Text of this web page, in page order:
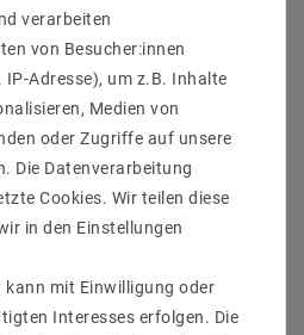
verarbeiten
von Besucher:innen
IP-Adresse), um z.B. Inhalte
Medien von
oder Zugriffe auf unsere
Die Datenverarbeitung
Cookies. Wir teilen diese
in den Einstellungen
kann mit Einwilligung oder
Interesses erfolgen. Die